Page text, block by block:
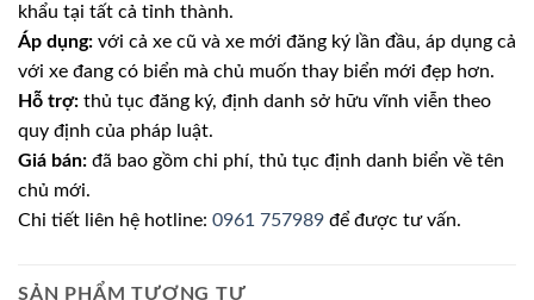
khẩu tại tất cả tỉnh thành.
Áp dụng: với cả xe cũ và xe mới đăng ký lần đầu, áp dụng cả
với xe đang có biển mà chủ muốn thay biển mới đẹp hơn.
Hỗ trợ: thủ tục đăng ký, định danh sở hữu vĩnh viễn theo
quy định của pháp luật.
Giá bán: đã bao gồm chi phí, thủ tục định danh biển về tên
chủ mới.
Chi tiết liên hệ hotline: 0961 757989 để được tư vấn.
SẢN PHẨM TƯƠNG TỰ